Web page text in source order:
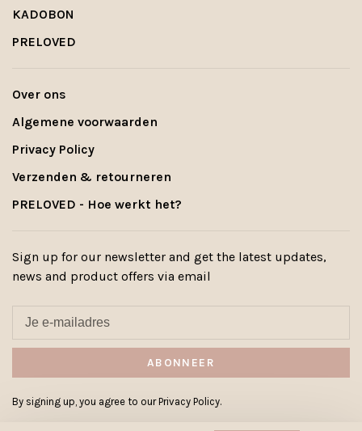
KADOBON
PRELOVED
Over ons
Algemene voorwaarden
Privacy Policy
Verzenden & retourneren
PRELOVED - Hoe werkt het?
Sign up for our newsletter and get the latest updates,
news and product offers via email
ABONNEER
By signing up, you agree to our Privacy Policy.